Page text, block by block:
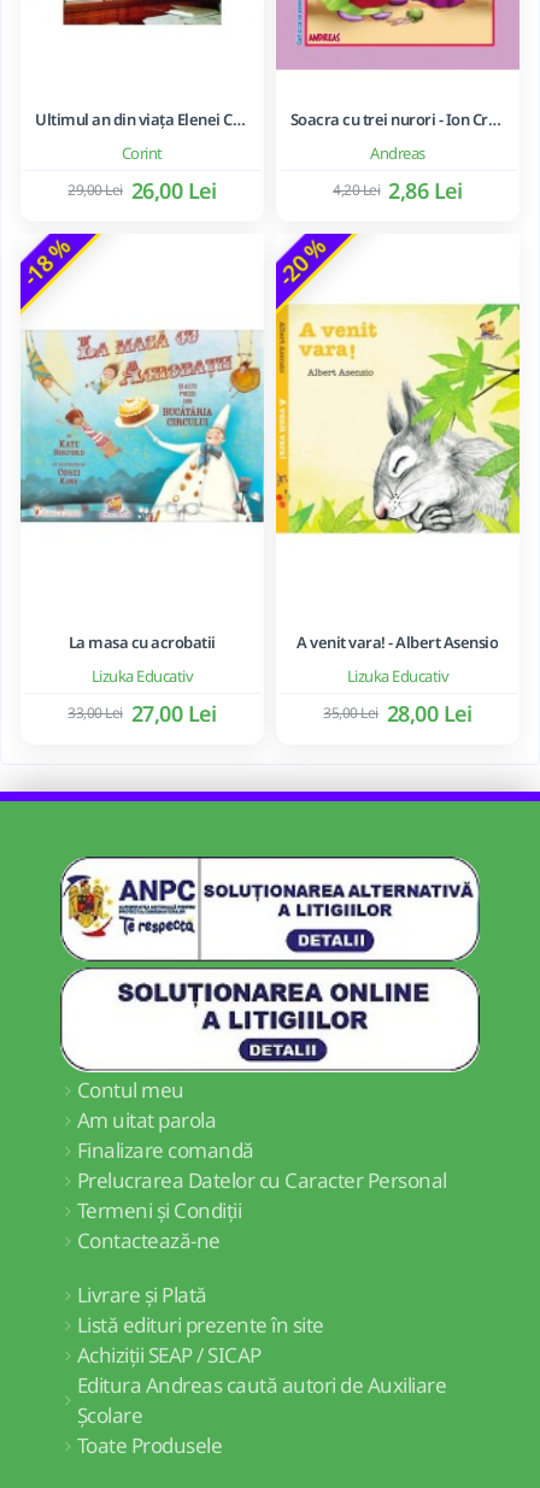
Corint
Ultimul an din viața Elenei Ceaușescu - LAVINIA BETEA
26,00 Lei
29,00 Lei
Andreas
Soacra cu trei nurori - Ion Creanga
2,86 Lei
4,20 Lei
-18 %
Lizuka Educativ
La masa cu acrobatii
27,00 Lei
33,00 Lei
-20 %
Lizuka Educativ
A venit vara! - Albert Asensio
28,00 Lei
35,00 Lei
Contul meu
Am uitat parola
Finalizare comandă
Prelucrarea Datelor cu Caracter Personal
Termeni și Condiții
Contactează-ne
Livrare și Plată
Listă edituri prezente în site
Achiziții SEAP / SICAP
Editura Andreas caută autori de Auxiliare
Școlare
Toate Produsele